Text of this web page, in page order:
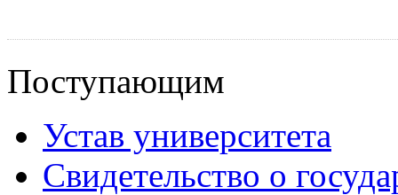
Поступающим
Устав университета
Свидетельство о